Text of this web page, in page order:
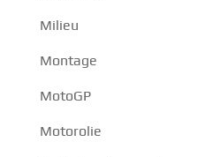
Milieu
Montage
MotoGP
Motorolie